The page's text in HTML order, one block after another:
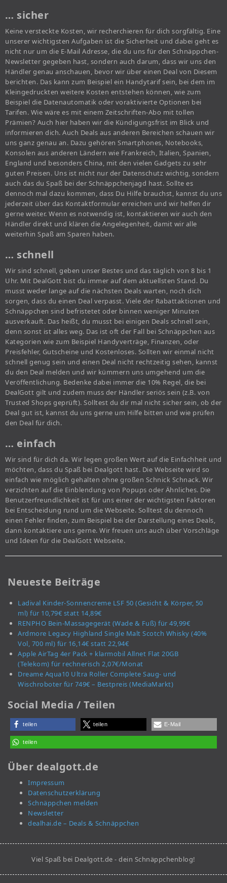
… sicher
Keine versteckte Kosten, wir recherchieren für dich sorgfältig. Eine
unserer wichtigsten Aufgaben ist die Sicherheit und dabei geht es
nicht nur um die E-Mail Adresse, die du uns für den Schnäppchen-
Newsletter gegeben hast, sondern auch darum, dass wir uns den
Händler genau anschauen, bevor wir über einen Deal von Diesem
berichten. Das kann zum Beispiel ein Handytarif sein, bei dem im
Kleingedruckten weitere Kosten entstehen können, wie zum
Beispiel die Datenautomatik oder voraktivierte Optionen bei
Tarifen. Wie wäre es mit einem Zeitschriften-Abo mit tollen
Prämien? Auch hier haben wir die Kündigungsfrist im Blick und
informieren dich. Auch Deals aus anderen Bereichen schauen wir
uns ganz genau an. Dazu gehören Smartphones, Notebooks,
Konsolen aus anderen Ländern wie Frankreich, Italien, Spanien,
England und besonders China, mit den vielen Gadgets zu sehr
guten Preisen. Uns ist nicht nur der Datenschutz wichtig, sondern
auch das du Spaß bei der Schnäppchenjagd hast. Sollte es
dennoch mal dazu kommen, dass Du Hilfe brauchst, kannst du uns
jederzeit über das Kontaktformular erreichen und wir helfen dir
gerne weiter. Wenn es notwendig ist, kontaktieren wir auch den
Händler direkt und klären die Angelegenheit, damit wir alle
weiterhin Spaß am Sparen haben.
… schnell
Wir sind schnell, geben unser Bestes und das täglich von 8 bis 1
Uhr. Mit DealGott bist du immer auf dem aktuellsten Stand. Du
musst weder lange auf die nächsten Deals warten, noch dich
sorgen, dass du einen Deal verpasst. Viele der Rabattaktionen und
Schnäppchen sind befristetet oder binnen weniger Minuten
ausverkauft. Das heißt, du musst bei einigen Deals schnell sein,
denn sonst ist alles weg. Das ist oft der Fall bei Schnäppchen aus
Kategorien wie zum Beispiel Handyverträge, Finanzen, oder
Preisfehler, Gutscheine und Kostenloses. Sollten wir einmal nicht
schnell genug sein und einen Deal nicht rechtzeitig sehen, kannst
du den Deal melden und wir kümmern uns umgehend um die
Veröffentlichung. Bedenke dabei immer die 10% Regel, die bei
DealGott gilt und zudem muss der Händler seriös sein (z.B. von
Trusted Shops geprüft). Solltest du dir mal nicht sicher sein, ob der
Deal gut ist, kannst du uns gerne um Hilfe bitten und wie prüfen
den Deal für dich.
… einfach
Wir sind für dich da. Wir legen großen Wert auf die Einfachheit und
möchten, dass du Spaß bei Dealgott hast. Die Webseite wird so
einfach wie möglich gehalten ohne großen Schnick Schnack. Wir
verzichten auf die Einblendung von Popups oder Ähnliches. Die
Benutzerfreundlichkeit ist für uns einer der wichtigsten Faktoren
bei Entscheidung rund um die Webseite. Solltest du dennoch
einen Fehler finden, zum Beispiel bei der Darstellung eines Deals,
dann kontaktiere uns gerne. Wir freuen uns auch über Vorschläge
und Ideen für die DealGott Webseite.
Neueste Beiträge
Ladival Kinder-Sonnencreme LSF 50 (Gesicht & Körper, 50
ml) für 10,79€ statt 14,89€
RENPHO Bein-Massagegerät (Wade & Fuß) für 49,99€
Ardmore Legacy Highland Single Malt Scotch Whisky (40%
Vol, 700 ml) für 16,14€ statt 22,94€
Apple AirTag 4er Pack + klarmobil Allnet Flat 20GB
(Telekom) für rechnerisch 2,07€/Monat
Dreame Aqua10 Ultra Roller Complete Saug- und
Wischroboter für 749€ – Bestpreis (MediaMarkt)
Social Media / Teilen
teilen teilen E-Mail
teilen
Über dealgott.de
Impressum
Datenschutzerklärung
Schnäppchen melden
Newsletter
dealhai.de – Deals & Schnäppchen
Viel Spaß bei Dealgott.de - dein Schnäppchenblog!